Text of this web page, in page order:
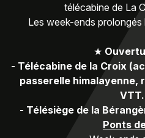
télécabine de La
Les week-ends prolongés
★
- Télécabine de la Croix
passerelle himalayenne,
- Télésiège de la
Ponts